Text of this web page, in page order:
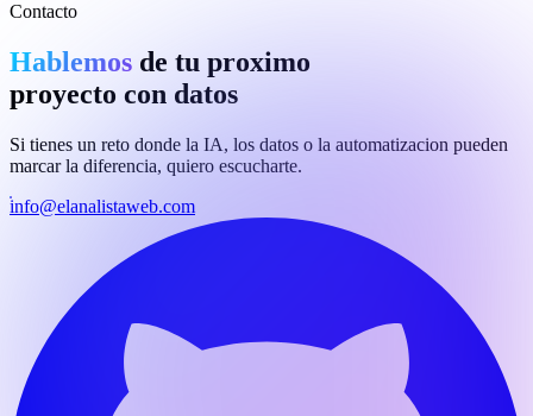
Contacto
Hablemos de tu proximo
proyecto con datos
Si tienes un reto donde la IA, los datos o la automatizacion pueden
marcar la diferencia, quiero escucharte.
info@elanalistaweb.com